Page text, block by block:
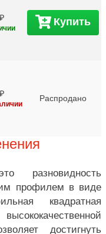
Купить
Распродано
профилем в виде
квадратная
достигнуть